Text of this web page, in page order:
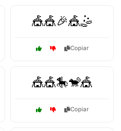
🎪🎪🎉🎪🤹
Copiar
🎪🎪🎠🐒🎪
Copiar